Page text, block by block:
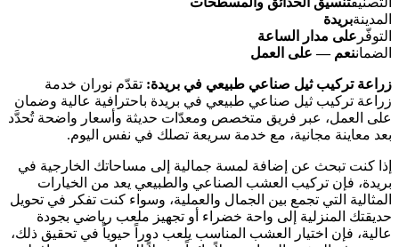
المدينةبريدة
التوفّر على مدار الساعة
الضماننعم — على العمل
زراعة تركيب ثيل صناعي طبيعي في بريدة: تقدّم نوران خدمة
زراعة تركيب ثيل صناعي طبيعي في بريدة باحترافية عالية وضمان
على العمل، عبر فريق متخصص ومعدّات حديثة وأسعار واضحة تُحدَّد
بعد معاينة مجانية، مع خدمة سريعة تصلك في نفس اليوم.
إذا كنت تبحث عن إضافة لمسة جمالية إلى مساحاتك الخارجية في
بريدة، فإن تركيب العشب الصناعي والطبيعي يعد من الخيارات
المثالية التي تجمع بين الجمال والعملية، وسواء كنت تفكر في تحويل
حديقتك المنزلية إلى واحة خضراء أو تجهيز ملعب رياضي بجودة
عالية، فإن اختيار العشب المناسب يلعب دوراً حيوياً في تحقيق ذلك،